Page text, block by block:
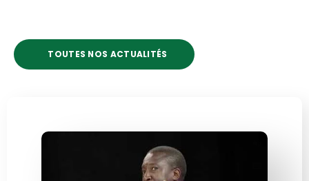
TOUTES NOS ACTUALITÉS